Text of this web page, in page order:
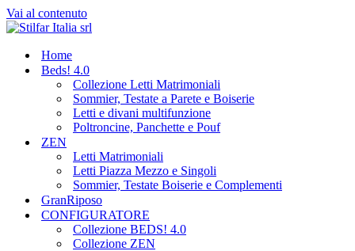
Vai al contenuto
Home
Beds! 4.0
Collezione Letti Matrimoniali
Sommier, Testate a Parete e Boiserie
Letti e divani multifunzione
Poltroncine, Panchette e Pouf
ZEN
Letti Matrimoniali
Letti Piazza Mezzo e Singoli
Sommier, Testate Boiserie e Complementi
GranRiposo
CONFIGURATORE
Collezione BEDS! 4.0
Collezione ZEN